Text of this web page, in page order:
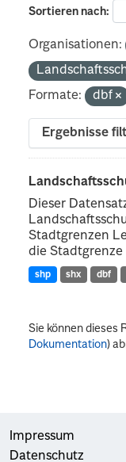
Sortieren nach
Organisationen:
Formate:
dbf
Ergebnisse
Dieser
Stadtgrenzen
die Stadtgrenze
shp shx dbf
Sie können dieses
Dokumentation)
Impressum
Datenschutz